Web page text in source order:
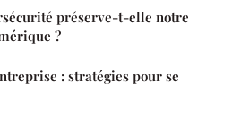
préserve-t-elle notre
?
: stratégies pour se